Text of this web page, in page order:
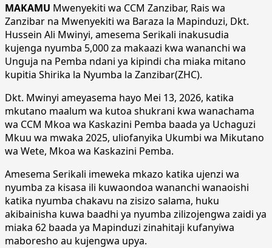
MAKAMU Mwenyekiti wa CCM Zanzibar, Rais wa
Zanzibar na Mwenyekiti wa Baraza la Mapinduzi, Dkt.
Hussein Ali Mwinyi, amesema Serikali inakusudia
kujenga nyumba 5,000 za makaazi kwa wananchi wa
Unguja na Pemba ndani ya kipindi cha miaka mitano
kupitia Shirika la Nyumba la Zanzibar(ZHC).
Dkt. Mwinyi ameyasema hayo Mei 13, 2026, katika
mkutano maalum wa kutoa shukrani kwa wanachama
wa CCM Mkoa wa Kaskazini Pemba baada ya Uchaguzi
Mkuu wa mwaka 2025, uliofanyika Ukumbi wa Mikutano
wa Wete, Mkoa wa Kaskazini Pemba.
Amesema Serikali imeweka mkazo katika ujenzi wa
nyumba za kisasa ili kuwaondoa wananchi wanaoishi
katika nyumba chakavu na zisizo salama, huku
akibainisha kuwa baadhi ya nyumba zilizojengwa zaidi ya
miaka 62 baada ya Mapinduzi zinahitaji kufanyiwa
maboresho au kujengwa upya.